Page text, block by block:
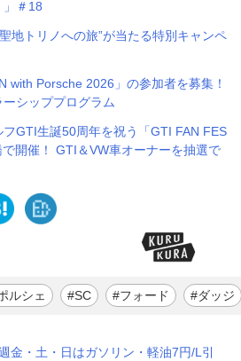
」＃18
地トリノへの旅”が当たる特別キャンペ
with Porsche 2026」の参加者を募集！
シッププログラム
GTI生誕50周年を祝う「GTI FAN FES
開催！ GTI＆VW車オーナーを抽選で
ルシェ #SC #フォード #ダッジ
金・土・日はガソリン・軽油7円/L引